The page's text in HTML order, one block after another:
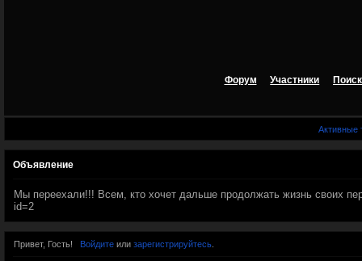
Форум Участники Поиск
Активные
Объявление
Мы переехали!!! Всем, кто хочет дальше продолжать жизнь своих
id=2
Привет, Гость! Войдитеили зарегистрируйтесь.